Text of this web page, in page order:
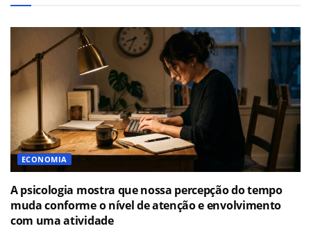
ECONOMIA
A psicologia mostra que nossa percepção do tempo
muda conforme o nível de atenção e envolvimento
com uma atividade